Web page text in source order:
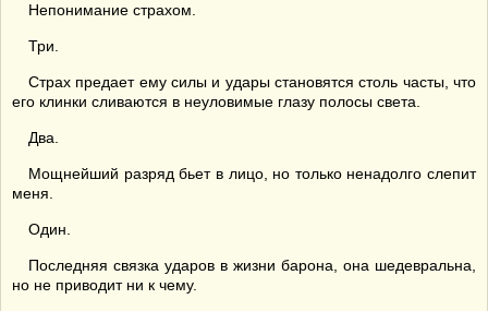
Непонимание страхом.
Три.
Страх предает ему силы и удары становятся столь часты, что
его клинки сливаются в неуловимые глазу полосы света.
Два.
Мощнейший разряд бьет в лицо, но только ненадолго слепит
меня.
Один.
Последняя связка ударов в жизни барона, она шедевральна,
но не приводит ни к чему.